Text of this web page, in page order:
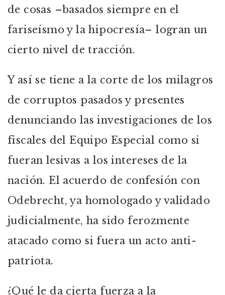
de cosas –basados siempre en el
fariseísmo y la hipocresía– logran un
cierto nivel de tracción.
Y así se tiene a la corte de los milagros
de corruptos pasados y presentes
denunciando las investigaciones de los
fiscales del Equipo Especial como si
fueran lesivas a los intereses de la
nación. El acuerdo de confesión con
Odebrecht, ya homologado y validado
judicialmente, ha sido ferozmente
atacado como si fuera un acto anti-
patriota.
¿Qué le da cierta fuerza a la